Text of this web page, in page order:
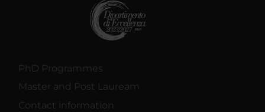
PhD Programmes
Master and Post Lauream
Contact information